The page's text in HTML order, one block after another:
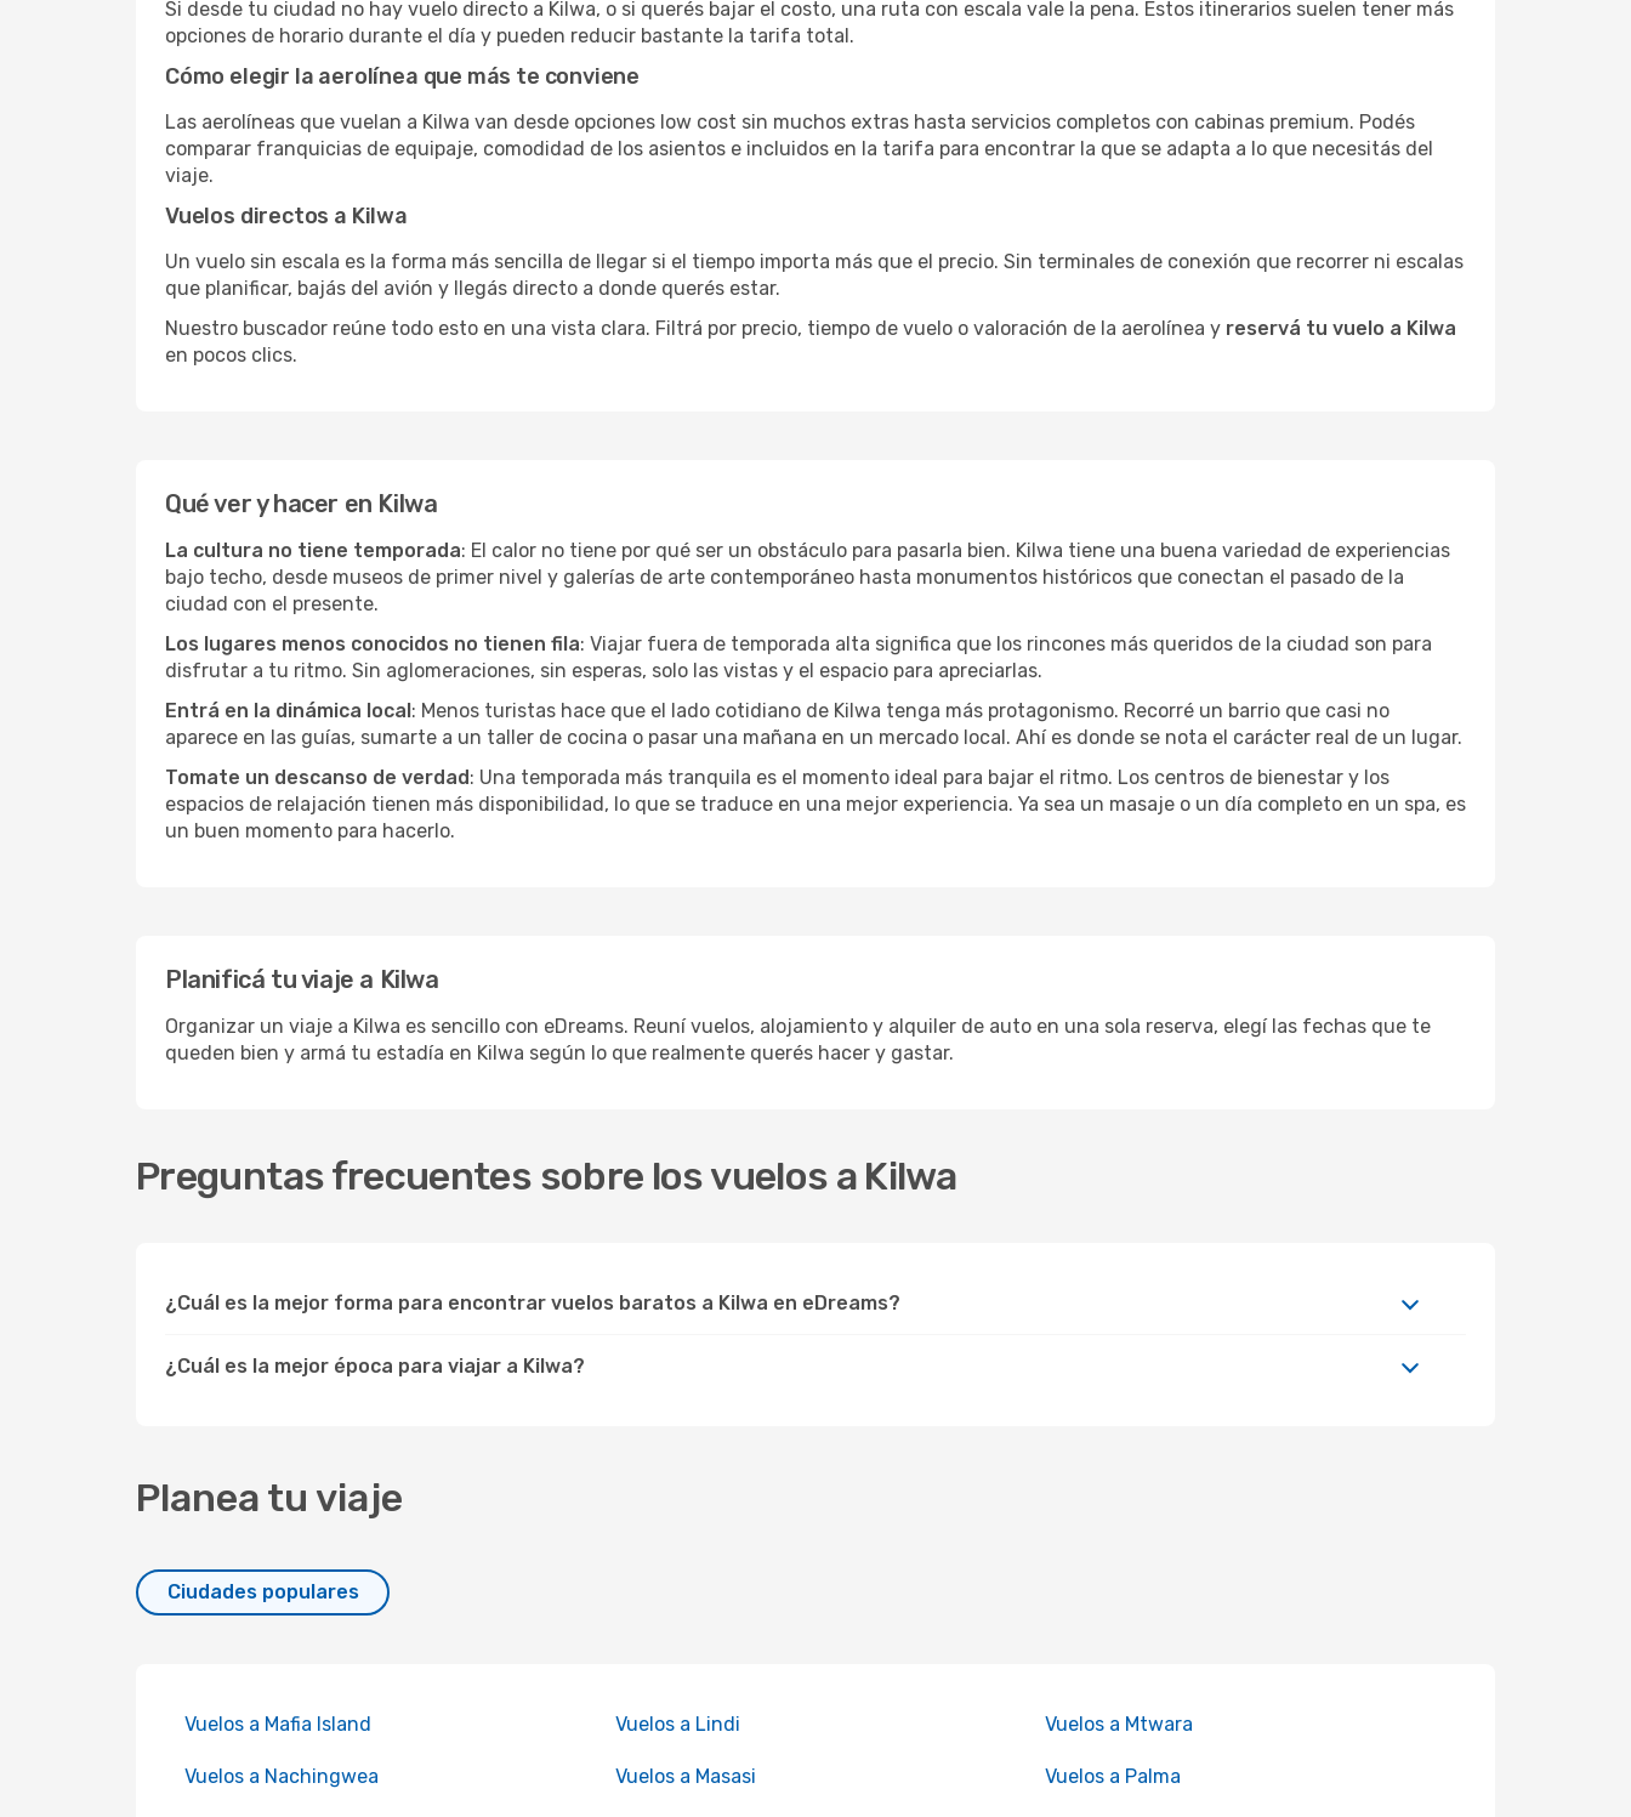
Si desde tu ciudad no hay vuelo directo a Kilwa, o si querés bajar el costo, una ruta con escala vale la pena. Estos itinerarios suelen tener más
opciones de horario durante el día y pueden reducir bastante la tarifa total.
Cómo elegir la aerolínea que más te conviene
Las aerolíneas que vuelan a Kilwa van desde opciones low cost sin muchos extras hasta servicios completos con cabinas premium. Podés
comparar franquicias de equipaje, comodidad de los asientos e incluidos en la tarifa para encontrar la que se adapta a lo que necesitás del
viaje.
Vuelos directos a Kilwa
Un vuelo sin escala es la forma más sencilla de llegar si el tiempo importa más que el precio. Sin terminales de conexión que recorrer ni escalas
que planificar, bajás del avión y llegás directo a donde querés estar.
Nuestro buscador reúne todo esto en una vista clara. Filtrá por precio, tiempo de vuelo o valoración de la aerolínea y reservá tu vuelo a Kilwa
en pocos clics.
Qué ver y hacer en Kilwa
La cultura no tiene temporada: El calor no tiene por qué ser un obstáculo para pasarla bien. Kilwa tiene una buena variedad de experiencias
bajo techo, desde museos de primer nivel y galerías de arte contemporáneo hasta monumentos históricos que conectan el pasado de la
ciudad con el presente.
Los lugares menos conocidos no tienen fila: Viajar fuera de temporada alta significa que los rincones más queridos de la ciudad son para
disfrutar a tu ritmo. Sin aglomeraciones, sin esperas, solo las vistas y el espacio para apreciarlas.
Entrá en la dinámica local: Menos turistas hace que el lado cotidiano de Kilwa tenga más protagonismo. Recorré un barrio que casi no
aparece en las guías, sumarte a un taller de cocina o pasar una mañana en un mercado local. Ahí es donde se nota el carácter real de un lugar.
Tomate un descanso de verdad: Una temporada más tranquila es el momento ideal para bajar el ritmo. Los centros de bienestar y los
espacios de relajación tienen más disponibilidad, lo que se traduce en una mejor experiencia. Ya sea un masaje o un día completo en un spa, es
un buen momento para hacerlo.
Planificá tu viaje a Kilwa
Organizar un viaje a Kilwa es sencillo con eDreams. Reuní vuelos, alojamiento y alquiler de auto en una sola reserva, elegí las fechas que te
queden bien y armá tu estadía en Kilwa según lo que realmente querés hacer y gastar.
Preguntas frecuentes sobre los vuelos a Kilwa
¿Cuál es la mejor forma para encontrar vuelos baratos a Kilwa en eDreams?
¿Cuál es la mejor época para viajar a Kilwa?
Planea tu viaje
Ciudades populares
Vuelos a Mafia Island Vuelos a Lindi Vuelos a Mtwara
Vuelos a Nachingwea Vuelos a Masasi Vuelos a Palma